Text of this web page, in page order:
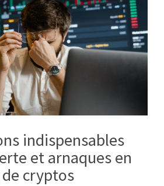
indispensables
et arnaques en
cryptos